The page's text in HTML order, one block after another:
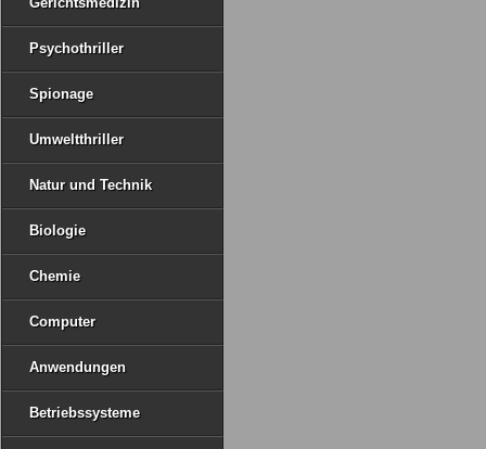
Psychothriller
Spionage
Umweltthriller
Natur und Technik
Biologie
Chemie
Computer
Anwendungen
Betriebssysteme